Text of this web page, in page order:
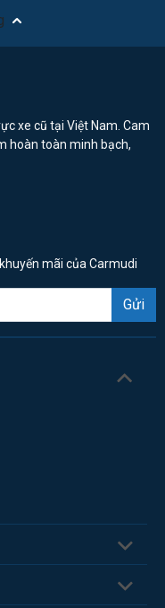
xe cũ tại Việt Nam. Cam
hoàn toàn minh bạch,
mãi của Carmudi
Gửi